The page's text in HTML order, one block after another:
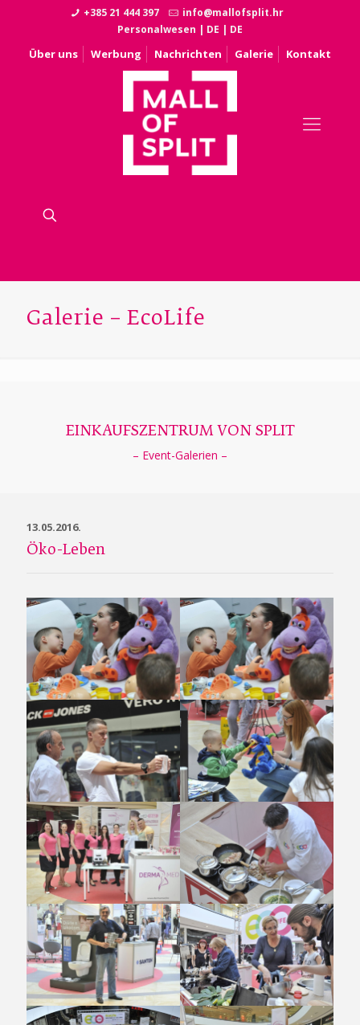
+385 21 444 397
info@mallofsplit.hr
Personalwesen | DE | DE
Über uns Werbung Nachrichten Galerie Kontakt
Galerie – EcoLife
EINKAUFSZENTRUM VON SPLIT
– Event-Galerien –
13.05.2016.
Öko-Leben